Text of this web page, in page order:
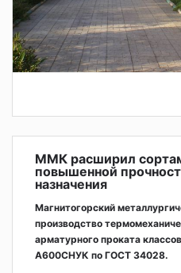
ММК расширил
повышенной
назначения
Магнитогорский
производство
арматурного проката
А600СНУК по ГОСТ 34028.